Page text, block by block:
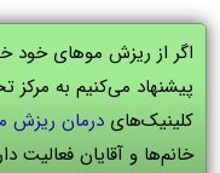
اگر از ریزش موهای خود
پیشنهاد می‌کنیم به
کلینیک‌های درمان ریزش
خانم‌ها و آقایان فعالیت